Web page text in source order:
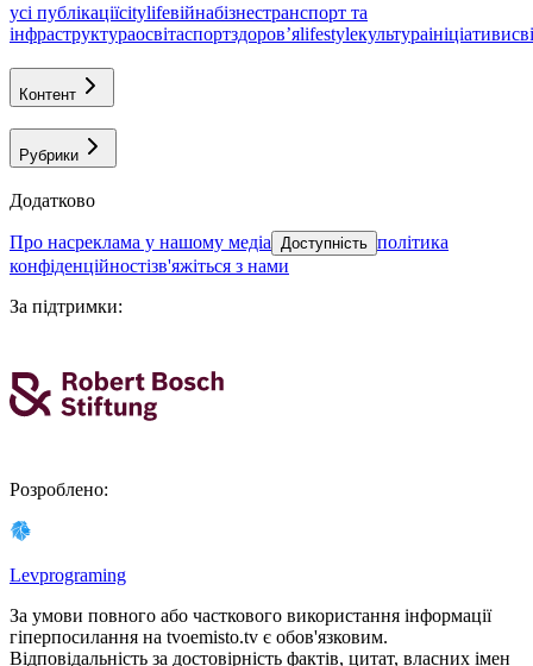
усі публікаціїcitylifeвійнабізнестранспорт та
інфраструктураосвітаспортздоровʼяlifestyleкультураініціативи
Контент
Рубрики
Додатково
про насреклама у нашому медіа Доступність політика
конфіденційностізв'яжіться з нами
За підтримки:
Розроблено:
Levprograming
За умови повного або часткового використання iнформацiї
гіперпосилання на tvoemisto.tv є обов'язковим.
Відповідальність за достовірність фактів, цитат, власних імен